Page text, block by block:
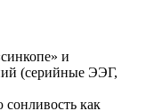
и
(серийные ЭЭГ,
как